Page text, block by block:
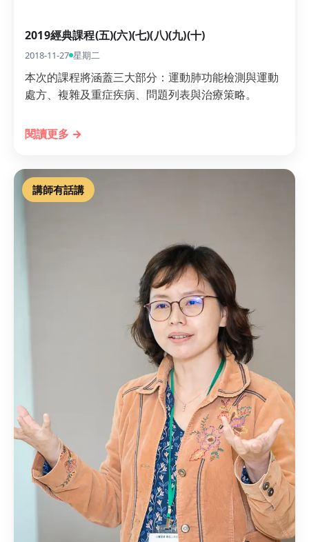
2019經典課程(五)(六)(七)(八)(九)(十)
2018-11-27 星期二
本次的課程將涵蓋三大部分：運動肺功能檢測與運動
處方、複雜及重症疾病、問題列表與治療策略。
閱讀更多 →
講師有話講